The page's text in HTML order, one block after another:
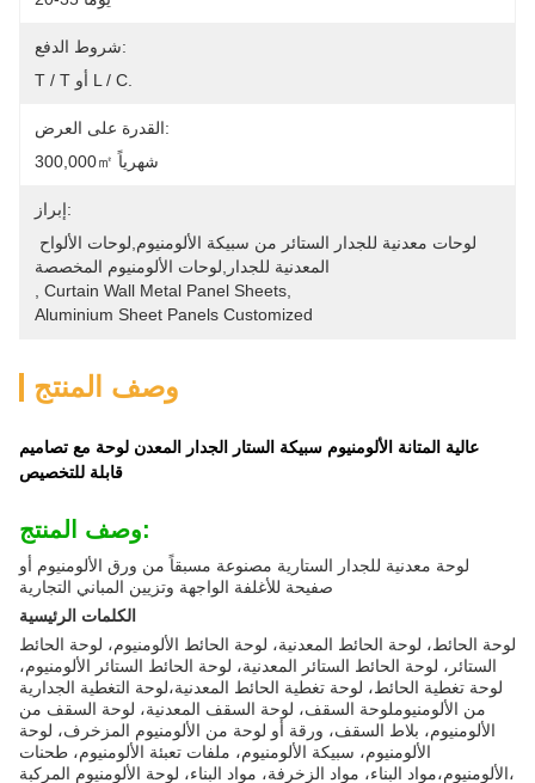
شروط الدفع:
T / T أو L / C.
القدرة على العرض:
300,000㎡ شهرياً
إبراز:
المعدنية للجدار,لوحات الألومنيوم المخصصة
Curtain Wall Metal Panel Sheets
Aluminium Sheet Panels Customized
وصف المنتج
عالية المتانة الألومنيوم سبيكة الستار الجدار المعدن لوحة مع تصاميم
قابلة للتخصيص
وصف المنتج:
لوحة معدنية للجدار الستارية مصنوعة مسبقاً من ورق الألومنيوم أو
صفيحة للأغلفة الواجهة وتزيين المباني التجارية
الكلمات الرئيسية
لوحة الحائط، لوحة الحائط المعدنية، لوحة الحائط الألومنيوم، لوحة الحائط
الستائر، لوحة الحائط الستائر المعدنية، لوحة الحائط الستائر الألومنيوم،
لوحة تغطية الحائط، لوحة تغطية الحائط المعدنية،لوحة التغطية الجدارية
من الألومنيوملوحة السقف، لوحة السقف المعدنية، لوحة السقف من
الألومنيوم، بلاط السقف، ورقة أو لوحة من الألومنيوم المزخرف، لوحة
الألومنيوم، سبيكة الألومنيوم، ملفات تعبئة الألومنيوم، طحنات
الألومنيوم،مواد البناء، مواد الزخرفة، مواد البناء، لوحة الألومنيوم المركبة،